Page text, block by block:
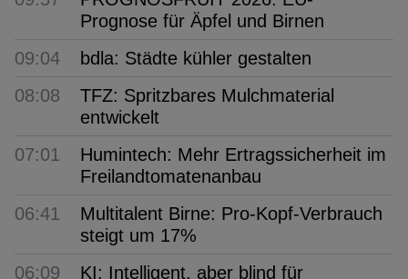
Prognose für Äpfel und Birnen
09:04
bdla: Städte kühler gestalten
08:08
TFZ: Spritzbares Mulchmaterial
entwickelt
07:01
Humintech: Mehr Ertragssicherheit im
Freilandtomatenanbau
06:41
Multitalent Birne: Pro-Kopf-Verbrauch
steigt um 17%
06:09
KI: Intelligent, aber blind für